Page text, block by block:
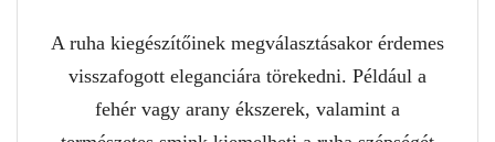
A ruha kiegészítőinek megválasztásakor érdemes
visszafogott eleganciára törekedni. Például a
fehér vagy arany ékszerek, valamint a